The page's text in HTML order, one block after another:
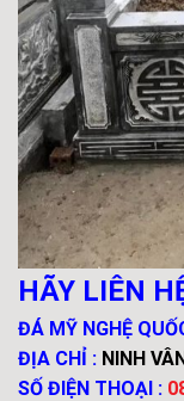
HÃY LIÊN
ĐÁ MỸ NGHỆ
ĐỊA CHỈ : NINH
SỐ ĐIỆN THOẠI :